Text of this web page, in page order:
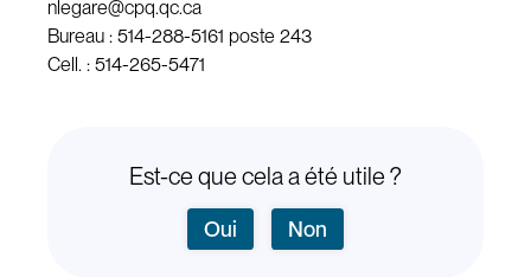
nlegare@cpq.qc.ca
Bureau : 514-288-5161 poste 243
Cell. : 514-265-5471
Est-ce que cela a été utile ?
Oui Non